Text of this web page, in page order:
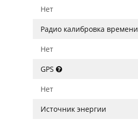
Нет
Радио калибровка времени
Нет
GPS
Нет
Источник энергии